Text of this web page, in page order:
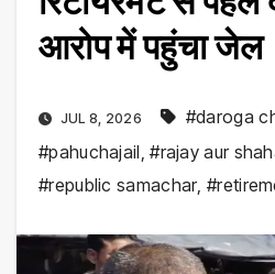
आरोप में पहुंचा जेल
JUL 8, 2026 #daroga
#pahuchajail,#rajay aur
#republic samachar,